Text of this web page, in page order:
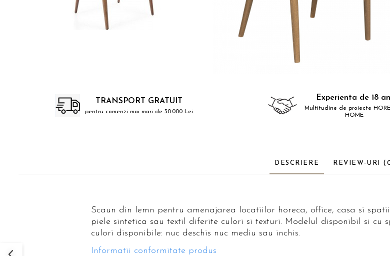
TRANSPORT GRATUIT
pentru comenzi mai mari de 30.000 Lei
Experienta de 18
Multitudine de proiecte
HOME
DESCRIERE REVIEW-URI
Scaun din lemn pentru amenajarea locatiilor horeca, office, casa si
piele sintetica sau textil diferite culori si texturi. Modelul disponibil si cu
culori disponibile: nuc deschis nuc mediu sau inchis.
Informatii conformitate produs